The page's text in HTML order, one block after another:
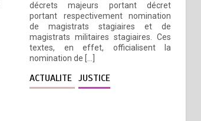
décrets majeurs portant décret
portant respectivement nomination
de magistrats stagiaires et de
magistrats militaires stagiaires. Ces
textes, en effet, officialisent la
nomination de […]
ACTUALITE JUSTICE